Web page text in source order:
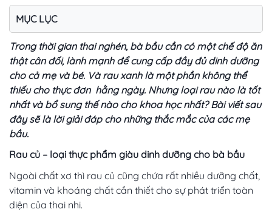
MỤC LỤC
Trong thời gian thai nghén, bà bầu cần có một chế độ ăn
thật cân đối, lành mạnh để cung cấp đầy đủ dinh dưỡng
cho cả mẹ và bé. Và rau xanh là một phần không thể
thiếu cho thực đơn hằng ngày. Nhưng loại rau nào là tốt
nhất và bổ sung thế nào cho khoa học nhất? Bài viết sau
đây sẽ là lời giải đáp cho những thắc mắc của các mẹ
bầu.
Rau củ – loại thực phẩm giàu dinh dưỡng cho bà bầu
Ngoài chất xơ thì rau củ cũng chứa rất nhiều dưỡng chất,
vitamin và khoáng chất cần thiết cho sự phát triển toàn
diện của thai nhi.